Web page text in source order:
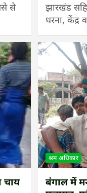
से
झारखंड
धरना, केंद्र
चाय
श्रम अधिकार
बंगाल में